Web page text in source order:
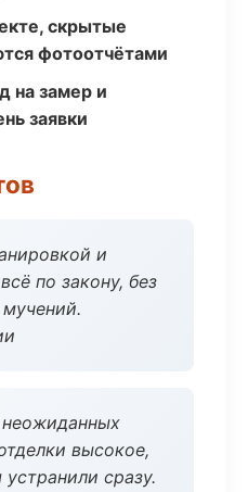
скрытые
фотоотчётами
на замер и
заявки
и
по закону, без
высокое,
сразу.